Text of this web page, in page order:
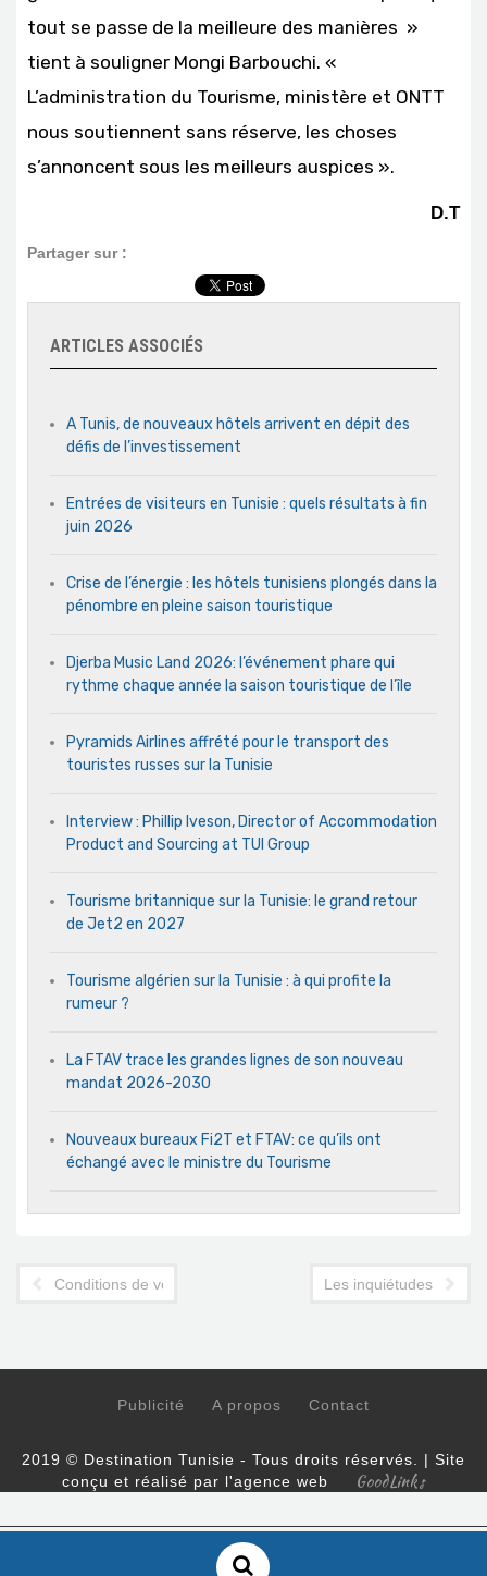
tout se passe de la meilleure des manières »
tient à souligner Mongi Barbouchi. «
L’administration du Tourisme, ministère et ONTT
nous soutiennent sans réserve, les choses
s’annoncent sous les meilleurs auspices ».
D.T
Partager sur :
ARTICLES ASSOCIÉS
A Tunis, de nouveaux hôtels arrivent en dépit des
défis de l’investissement
Entrées de visiteurs en Tunisie : quels résultats à fin
juin 2026
Crise de l’énergie : les hôtels tunisiens plongés dans la
pénombre en pleine saison touristique
Djerba Music Land 2026: l’événement phare qui
rythme chaque année la saison touristique de l’île
Pyramids Airlines affrété pour le transport des
touristes russes sur la Tunisie
Interview : Phillip Iveson, Director of Accommodation
Product and Sourcing at TUI Group
Tourisme britannique sur la Tunisie: le grand retour
de Jet2 en 2027
Tourisme algérien sur la Tunisie : à qui profite la
rumeur ?
La FTAV trace les grandes lignes de son nouveau
mandat 2026-2030
Nouveaux bureaux Fi2T et FTAV: ce qu’ils ont
échangé avec le ministre du Tourisme
Conditions de voyages en Tunisie : l'urgence de lever les
Les inquiétudes
Publicité A propos Contact
2019 © Destination Tunisie - Tous droits réservés. | Site
conçu et réalisé par l'agence web
GoodLinks